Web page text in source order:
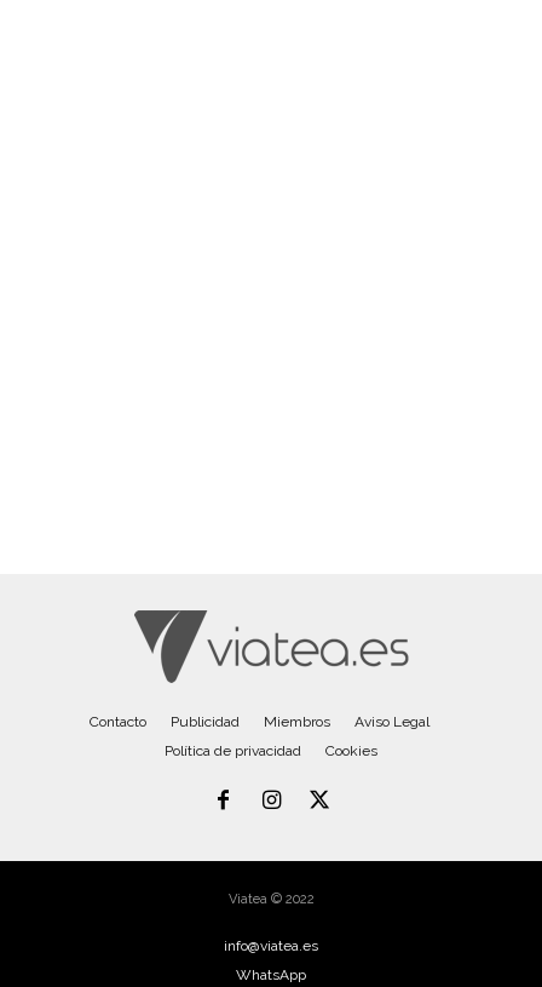
Contacto Publicidad Miembros
Aviso Legal
Política de privacidad
Cookies
Viatea © 2022
info@viatea.es
WhatsApp